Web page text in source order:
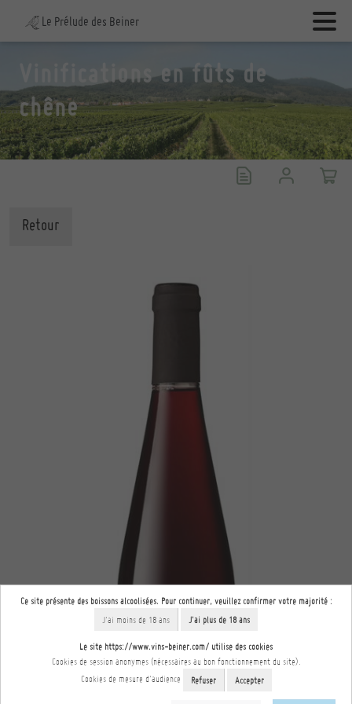
Le Prélude des Beiner
Vinifications en fûts de
chêne
Retour
Ce site présente des boissons alcoolisées. Pour continuer, veuillez confirmer votre majorité :
J'ai moins de 18 ans
J'ai plus de 18 ans
Le site https://www.vins-beiner.com/ utilise des cookies
Cookies de session anonymes (nécessaires au bon fonctionnement du site).
Cookies de mesure d'audience
Refuser Accepter